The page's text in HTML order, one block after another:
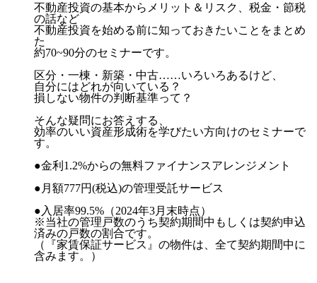
不動産投資の基本からメリット＆リスク、税金・節税
の話など
不動産投資を始める前に知っておきたいことをまとめ
た
約70~90分のセミナーです。
区分・一棟・新築・中古……いろいろあるけど、
自分にはどれが向いている？
損しない物件の判断基準って？
そんな疑問にお答えする、
効率のいい資産形成術を学びたい方向けのセミナーで
す。
●金利1.2%からの無料ファイナンスアレンジメント
●月額777円(税込)の管理受託サービス
●入居率99.5%（2024年3月末時点）
※当社の管理戸数のうち契約期間中もしくは契約申込
済みの戸数の割合です。
（『家賃保証サービス』の物件は、全て契約期間中に
含みます。）